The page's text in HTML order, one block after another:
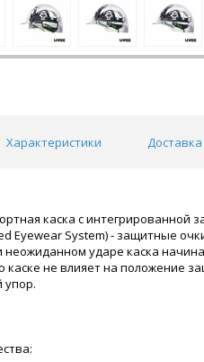
Характеристики Доставка
каска с интегрированной
Eyewear System) - защитные
ударе каска
каске не влияет на положение
упор.